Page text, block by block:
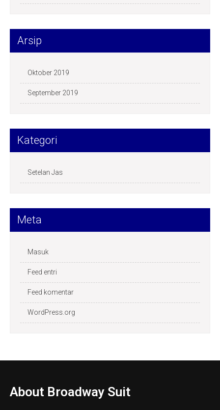
Arsip
Oktober 2019
September 2019
Kategori
Setelan Jas
Meta
Masuk
Feed entri
Feed komentar
WordPress.org
About Broadway Suit